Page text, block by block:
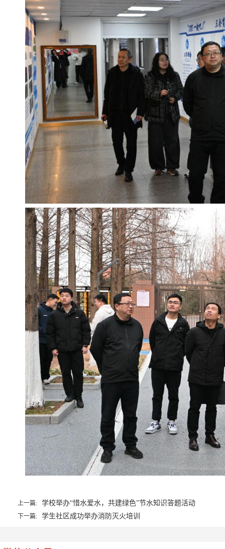
上一篇: 学校举办“惜水爱水，共建绿色”节水知识答题活动
下一篇: 学生社区成功举办消防灭火培训